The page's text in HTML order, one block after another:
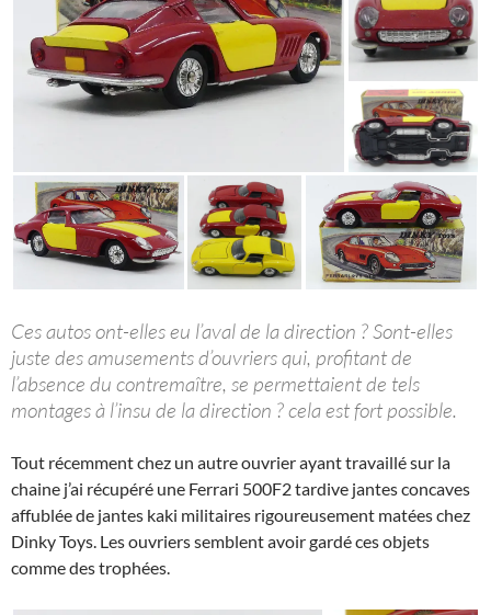
Ces autos ont-elles eu l’aval de la direction ? Sont-elles
juste des amusements d’ouvriers qui, profitant de
l’absence du contremaître, se permettaient de tels
montages à l’insu de la direction ? cela est fort possible.
Tout récemment chez un autre ouvrier ayant travaillé sur la
chaine j’ai récupéré une Ferrari 500F2 tardive jantes concaves
affublée de jantes kaki militaires rigoureusement matées chez
Dinky Toys. Les ouvriers semblent avoir gardé ces objets
comme des trophées.